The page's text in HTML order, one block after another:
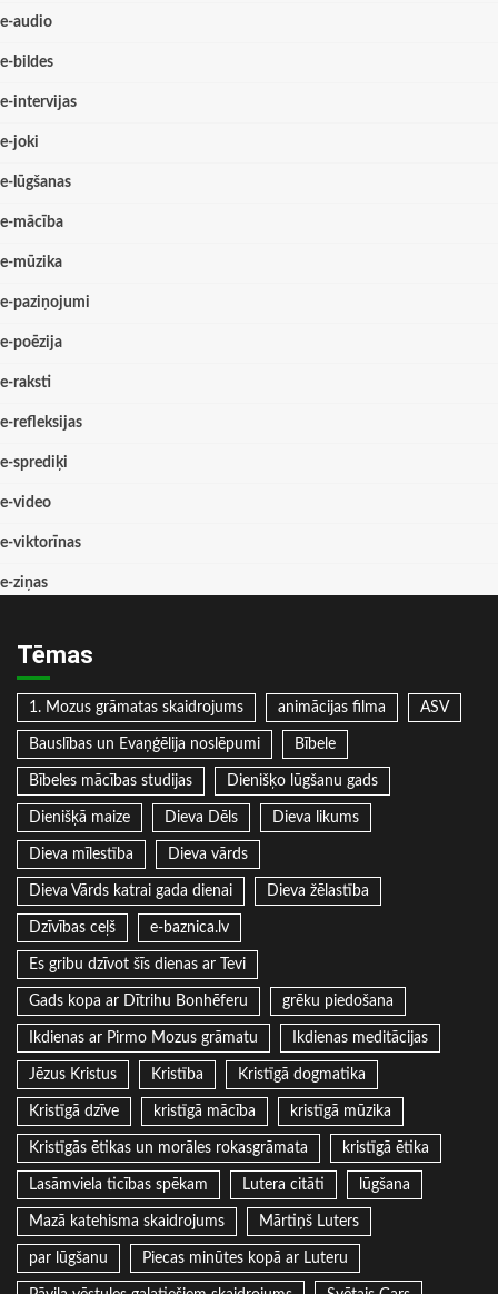
e-audio
e-bildes
e-intervijas
e-joki
e-lūgšanas
e-mācība
e-mūzika
e-paziņojumi
e-poēzija
e-raksti
e-refleksijas
e-sprediķi
e-video
e-viktorīnas
e-ziņas
Tēmas
1. Mozus grāmatas skaidrojums animācijas filma ASV
Bauslības un Evaņģēlija noslēpumi Bībele
Bībeles mācības studijas Dienišķo lūgšanu gads
Dienišķā maize Dieva Dēls Dieva likums
Dieva mīlestība Dieva vārds
Dieva Vārds katrai gada dienai Dieva žēlastība
Dzīvības ceļš e-baznica.lv
Es gribu dzīvot šīs dienas ar Tevi
Gads kopa ar Dītrihu Bonhēferu grēku piedošana
Ikdienas ar Pirmo Mozus grāmatu Ikdienas meditācijas
Jēzus Kristus Kristība Kristīgā dogmatika
Kristīgā dzīve kristīgā mācība kristīgā mūzika
Kristīgās ētikas un morāles rokasgrāmata kristīgā ētika
Lasāmviela ticības spēkam Lutera citāti lūgšana
Mazā katehisma skaidrojums Mārtiņš Luters
par lūgšanu Piecas minūtes kopā ar Luteru